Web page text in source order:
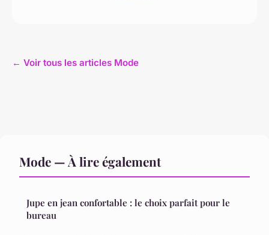
← Voir tous les articles Mode
Mode — À lire également
Jupe en jean confortable : le choix parfait pour le
bureau